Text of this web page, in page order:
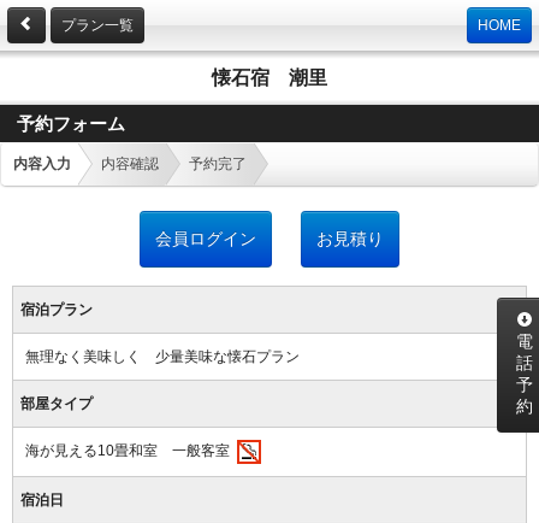
プラン一覧 HOME
懐石宿 潮里
予約フォーム
内容入力 内容確認 予約完了
会員ログイン お見積り
電
話
予
約
宿泊プラン
無理なく美味しく 少量美味な懐石プラン
部屋タイプ
海が見える10畳和室 一般客室
宿泊日